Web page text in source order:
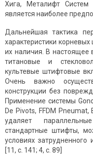
Хига, Металифт
является наиболее
Дальнейшая тактика
характеристики
их наличия. В настоящее
титановые и
культевые штифтовые
Очень важно
конструкции без
Применение системы
De Pivots, FFDM
удаляет
стандартные штифты,
условиях затрудненного
[11, с. 141; 4, с. 89]